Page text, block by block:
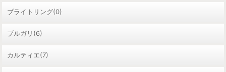
ブライトリング(0)
ブルガリ(6)
カルティエ(7)